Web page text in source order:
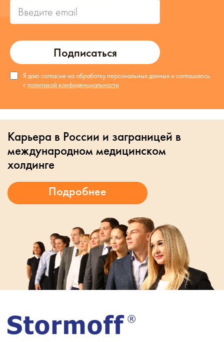
Подписаться
Я даю согласие на обработку персональных данных и соглашаюсь
с политикой конфиденциальности
Карьера в России и заграницей в
международном медицинском
холдинге